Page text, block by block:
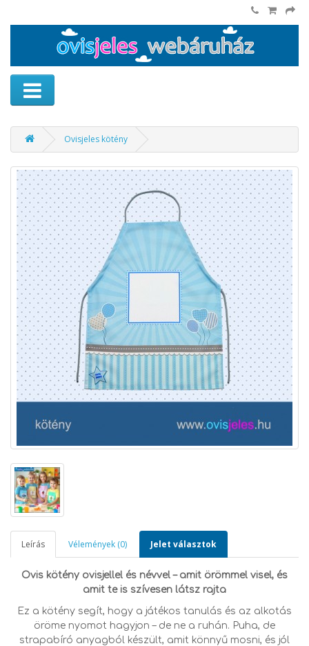
Ovisjeles kötény
Leírás Vélemények (0) Jelet választok
Ovis kötény ovisjellel és névvel – amit örömmel visel, és
amit te is szívesen látsz rajta
Ez a kötény segít, hogy a játékos tanulás és az alkotás
öröme nyomot hagyjon – de ne a ruhán. Puha, de
strapabíró anyagból készült, amit könnyű mosni, és jól